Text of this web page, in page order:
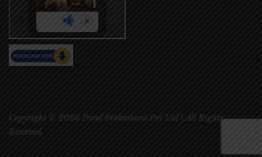
Copyright © 2026 Parul Prakashani Pvt Ltd | All Rights
Reserved.